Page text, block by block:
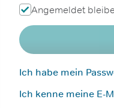
Angemeldet
Ich habe mein
Ich kenne meine E-